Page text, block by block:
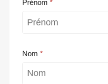
Prénom
Nom